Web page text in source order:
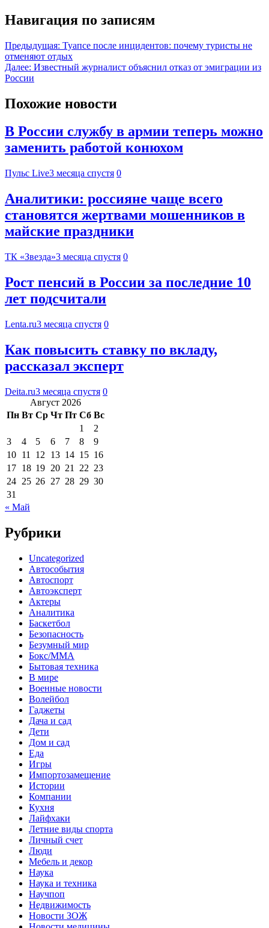
Навигация по записям
Предыдущая: Туапсе после инцидентов: почему туристы не
отменяют отдых
Далее: Известный журналист объяснил отказ от эмиграции из
России
Похожие новости
В России службу в армии теперь можно
заменить работой конюхом
Пульс Live3 месяца спустя 0
Аналитики: россияне чаще всего
становятся жертвами мошенников в
майские праздники
ТК «Звезда»3 месяца спустя 0
Рост пенсий в России за последние 10
лет подсчитали
Lenta.ru3 месяца спустя 0
Как повысить ставку по вкладу,
рассказал эксперт
Deita.ru3 месяца спустя 0
Август 2026
Пн Вт Ср Чт Пт Сб Вс
1
2
3
4 5 6 7 8
9
10 11 12 13 14 15 16
17 18 19 20 21 22 23
24 25 26 27 28 29 30
31
« Май
Рубрики
Uncategorized
Автособытия
Автоспорт
Автоэксперт
Актеры
Аналитика
Баскетбол
Безопасность
Безумный мир
Бокс/MMA
Бытовая техника
В мире
Военные новости
Волейбол
Гаджеты
Дача и сад
Дети
Дом и сад
Еда
Игры
Импортозамещение
Истории
Компании
Кухня
Лайфхаки
Летние виды спорта
Личный счет
Люди
Мебель и декор
Наука
Наука и техника
Научпоп
Недвижимость
Новости ЗОЖ